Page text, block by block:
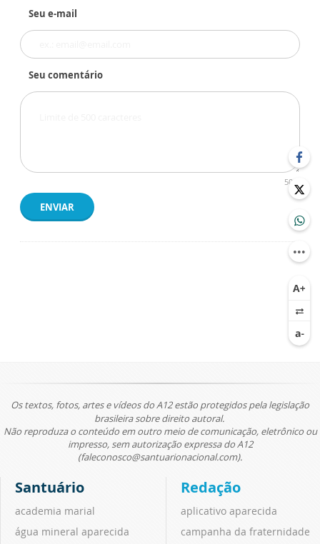
Seu e-mail
Seu comentário
500
ENVIAR
Os textos, fotos, artes e vídeos do A12 estão protegidos pela legislação
brasileira sobre direito autoral.
Não reproduza o conteúdo em outro meio de comunicação, eletrônico ou
impresso, sem autorização expressa do A12
(faleconosco@santuarionacional.com).
Santuário
academia marial
água mineral aparecida
Redação
aplicativo aparecida
campanha da fraternidade